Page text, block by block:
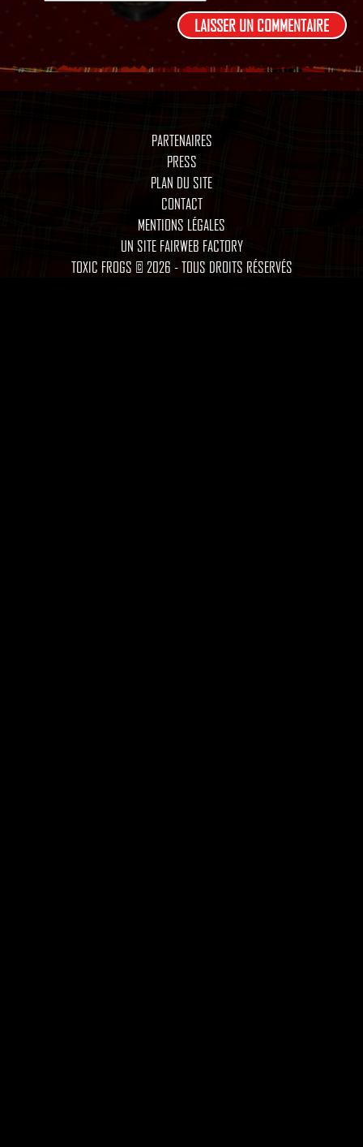
PARTENAIRES
PRESS
PLAN DU SITE
CONTACT
MENTIONS LÉGALES
UN SITE FAIRWEB FACTORY
TOXIC FROGS © 2026 - TOUS DROITS RÉSERVÉS